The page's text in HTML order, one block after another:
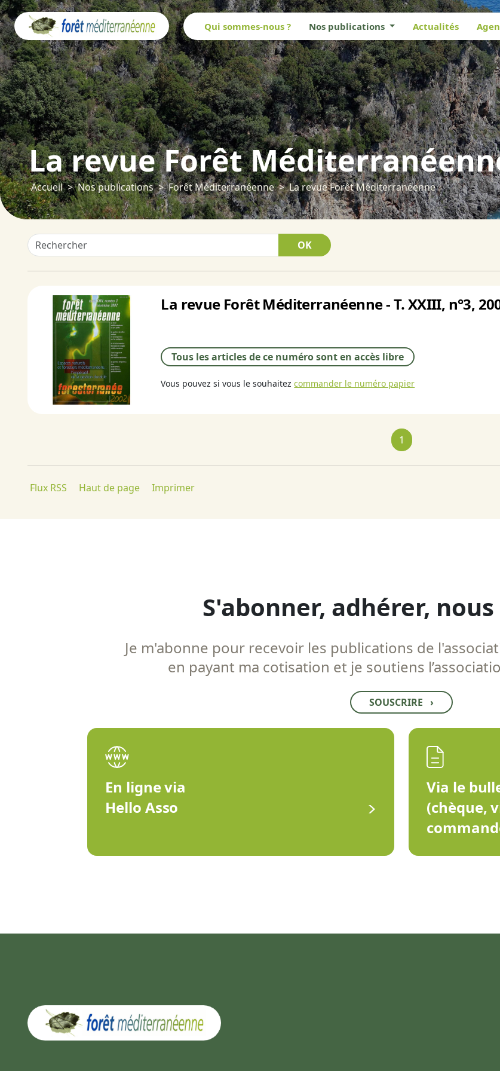
Qui sommes-nous ? Nos publications Actualités
La revue Forêt
Accueil Nos publications Forêt Méditerranéenne La revue Forêt Méditerranéenne
La revue Forêt Méditerranéenne - T. XXIII, n°3,
Tous les articles de ce numéro sont en accès libre
Vous pouvez si vous le souhaitezcommander le numéro papier
1
Flux RSS Haut de page Imprimer
S'abonner, adhérer,
Je m'abonne pour recevoir les publications de
en payant ma cotisation et je soutiens
SOUSCRIRE ›
En ligne via
Hello Asso
Via le
(chèque,
Panneau de gestion des cookies